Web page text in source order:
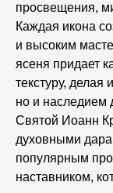
просвещения,
Каждая икона
и высоким
ясеня придает
текстуру, делая
но и наследием
Святой Иоанн
духовными
популярным
наставником,